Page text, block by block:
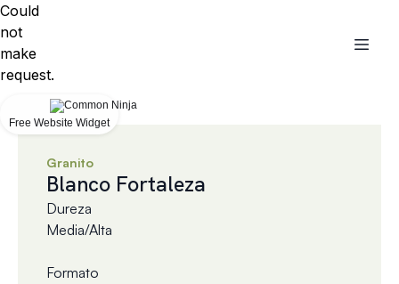
Granito
Blanco Fortaleza
Dureza
Media/Alta
Formato
Could
not
make
request.
Free Website Widget